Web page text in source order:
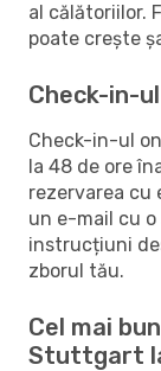
al călătoriilor.
poate crește
Check-in-
Check-in-ul
la 48 de ore
rezervarea cu
un e-mail cu
instrucțiuni
zborul tău.
Cel mai
Stuttgart